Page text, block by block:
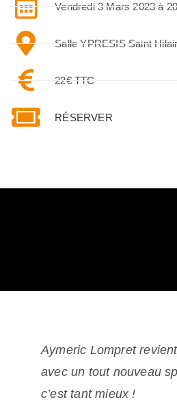
Vendredi 3 Mars 2023 à
Salle YPRESIS Saint
22€ TTC
RÉSERVER
Aymeric Lompret
avec un tout nouveau
c’est tant mieux !